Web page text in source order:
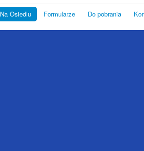
Na Osiedlu Formularze Do pobrania